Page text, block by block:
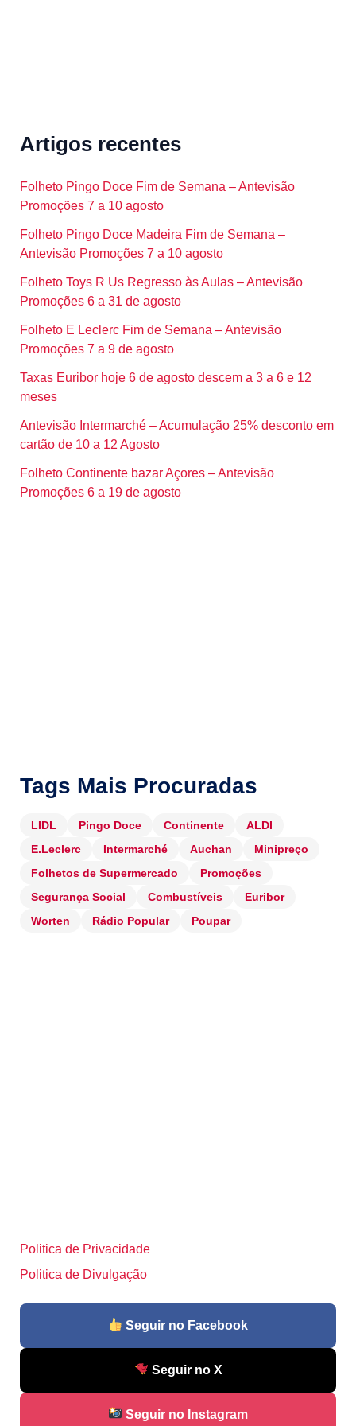
Artigos recentes
Folheto Pingo Doce Fim de Semana – Antevisão
Promoções 7 a 10 agosto
Folheto Pingo Doce Madeira Fim de Semana –
Antevisão Promoções 7 a 10 agosto
Folheto Toys R Us Regresso às Aulas – Antevisão
Promoções 6 a 31 de agosto
Folheto E Leclerc Fim de Semana – Antevisão
Promoções 7 a 9 de agosto
Taxas Euribor hoje 6 de agosto descem a 3 a 6 e 12
meses
Antevisão Intermarché – Acumulação 25% desconto em
cartão de 10 a 12 Agosto
Folheto Continente bazar Açores – Antevisão
Promoções 6 a 19 de agosto
Tags Mais Procuradas
LIDL Pingo Doce Continente
ALDI
E.Leclerc
Intermarché Auchan
Minipreço
Folhetos de Supermercado
Promoções
Segurança Social
Combustíveis
Euribor
Worten
Rádio Popular Poupar
Politica de Privacidade
Politica de Divulgação
Seguir no Facebook
Seguir no X
Seguir no Instagram